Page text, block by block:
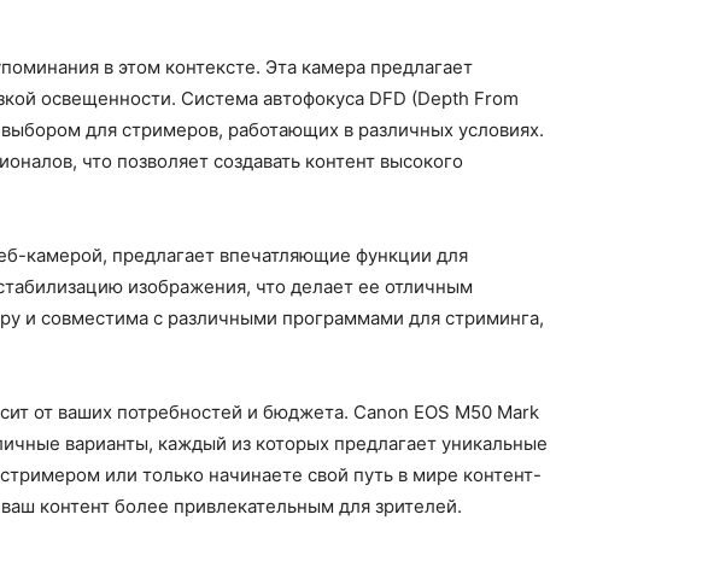
в этом контексте. Эта камера предлагает
освещенности. Система автофокуса DFD (Depth From
для стримеров, работающих в различных условиях.
что позволяет создавать контент высокого
камерой, предлагает впечатляющие функции для
изображения, что делает ее отличным
и совместима с различными программами для стриминга,
от ваших потребностей и бюджета. Canon EOS M50 Mark
варианты, каждый из которых предлагает уникальные
или только начинаете свой путь в мире контент-
контент более привлекательным для зрителей.